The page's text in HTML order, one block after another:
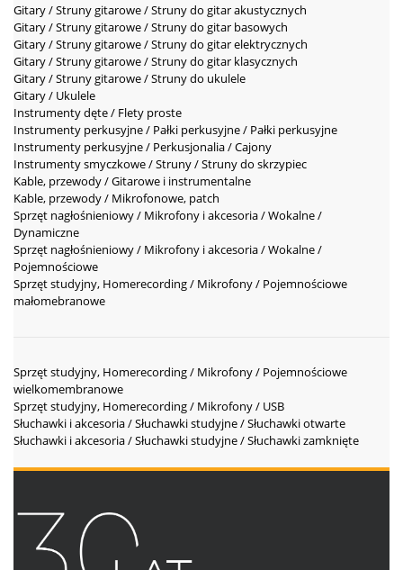
Gitary / Struny gitarowe / Struny do gitar akustycznych
Gitary / Struny gitarowe / Struny do gitar basowych
Gitary / Struny gitarowe / Struny do gitar elektrycznych
Gitary / Struny gitarowe / Struny do gitar klasycznych
Gitary / Struny gitarowe / Struny do ukulele
Gitary / Ukulele
Instrumenty dęte / Flety proste
Instrumenty perkusyjne / Pałki perkusyjne / Pałki perkusyjne
Instrumenty perkusyjne / Perkusjonalia / Cajony
Instrumenty smyczkowe / Struny / Struny do skrzypiec
Kable, przewody / Gitarowe i instrumentalne
Kable, przewody / Mikrofonowe, patch
Sprzęt nagłośnieniowy / Mikrofony i akcesoria / Wokalne /
Dynamiczne
Sprzęt nagłośnieniowy / Mikrofony i akcesoria / Wokalne /
Pojemnościowe
Sprzęt studyjny, Homerecording / Mikrofony / Pojemnościowe
małomebranowe
Sprzęt studyjny, Homerecording / Mikrofony / Pojemnościowe
wielkomembranowe
Sprzęt studyjny, Homerecording / Mikrofony / USB
Słuchawki i akcesoria / Słuchawki studyjne / Słuchawki otwarte
Słuchawki i akcesoria / Słuchawki studyjne / Słuchawki zamknięte